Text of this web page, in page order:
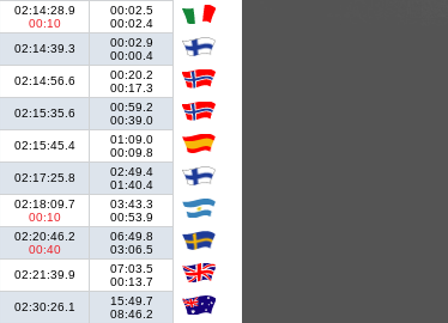
02:14:28.9
00:10
00:02.5
00:02.4
02:14:39.3
00:02.9
00:00.4
02:14:56.6
00:20.2
00:17.3
02:15:35.6
00:59.2
00:39.0
02:15:45.4
01:09.0
00:09.8
02:17:25.8
02:49.4
01:40.4
02:18:09.7
00:10
03:43.3
00:53.9
02:20:46.2
00:40
06:49.8
03:06.5
02:21:39.9
07:03.5
00:13.7
02:30:26.1
15:49.7
08:46.2